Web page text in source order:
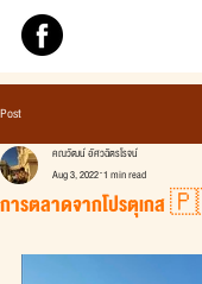
Post
การตลาดจากโปรตุเกส
คณวัฒน์ อัศวฉัตรโรจน์
Aug 3, 2022 1 min read